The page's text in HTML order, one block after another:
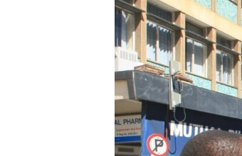
A MÚLT TANULSÁGAI